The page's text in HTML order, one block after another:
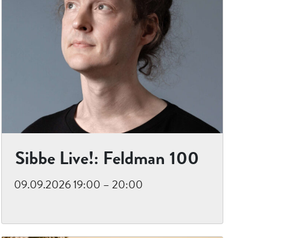
Sibbe Live!: Feldman 100
09.09.2026 19:00 – 20:00